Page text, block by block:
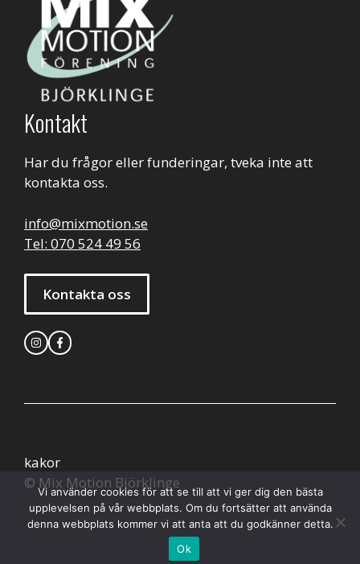
Kontakt
Har du frågor eller funderingar, tveka inte att
kontakta oss.
info@mixmotion.se
Tel: 070 524 49 56
Kontakta oss
© Mix Motion Björklinge
kakor
Vi använder cookies för att se till att vi ger dig den bästa
upplevelsen på vår webbplats. Om du fortsätter att använda
denna webbplats kommer vi att anta att du godkänner detta.
Ok